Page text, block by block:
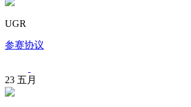
UGR
参赛协议
23 五月